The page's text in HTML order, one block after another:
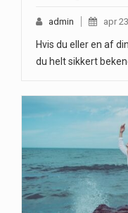
admin apr
Hvis du eller en af
du helt sikkert